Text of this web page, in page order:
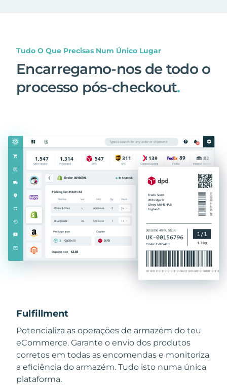
Tudo O Que Precisas Num Único Lugar
Encarregamo-nos de todo o
processo pós-checkout.
Fulfillment
Potencializa as operações de armazém do teu
eCommerce. Garante o envio dos produtos
corretos em todas as encomendas e monitoriza
a eficiência do armazém. Tudo isto numa única
plataforma.